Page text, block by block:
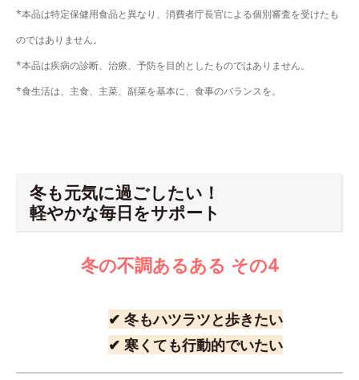
*本品は特定保健用食品と異なり、消費者庁長官による個別審査を受けたも
のではありません。
*本品は疾病の診断、治療、予防を目的としたものではありません。
*食生活は、主食、主菜、副菜を基本に、食事のバランスを。
冬も元気に過ごしたい！
軽やかな毎日をサポート
冬の不調あるある その4
✔ 冬もハツラツと歩きたい
✔ 寒くても行動的でいたい